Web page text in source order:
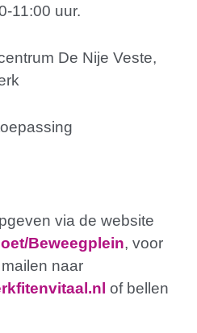
11:00 uur.
De Nije Veste,
via de website
Beweegplein, voor
naar
of bellen